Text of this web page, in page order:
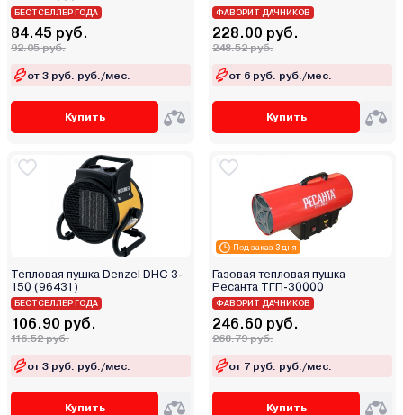
БЕСТСЕЛЛЕР ГОДА
84.45 руб.
92.05 руб.
от 3 руб. руб./мес.
Купить
ФАВОРИТ ДАЧНИКОВ
228.00 руб.
248.52 руб.
от 6 руб. руб./мес.
Купить
Тепловая пушка Denzel DHC 3-
150 (96431)
БЕСТСЕЛЛЕР ГОДА
106.90 руб.
116.52 руб.
от 3 руб. руб./мес.
Купить
Под заказ 3 дня
Газовая тепловая пушка
Ресанта ТГП-30000
ФАВОРИТ ДАЧНИКОВ
246.60 руб.
268.79 руб.
от 7 руб. руб./мес.
Купить